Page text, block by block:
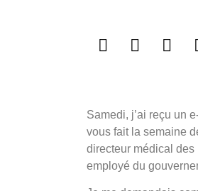
Samedi, j’ai reçu un
vous fait la semaine
directeur médical
employé du